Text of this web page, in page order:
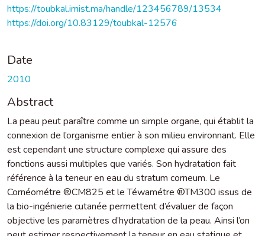
https://toubkal.imist.ma/handle/123456789/13534
https://doi.org/10.83129/toubkal-12576
Date
2010
Abstract
La peau peut paraître comme un simple organe, qui établit la
connexion de l’organisme entier à son milieu environnant. Elle
est cependant une structure complexe qui assure des
fonctions aussi multiples que variés. Son hydratation fait
référence à la teneur en eau du stratum corneum. Le
Cornéométre ®CM825 et le Téwamétre ®TM300 issus de
la bio-ingénierie cutanée permettent d’évaluer de façon
objective les paramètres d’hydratation de la peau. Ainsi l’on